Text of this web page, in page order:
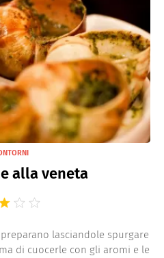
alla veneta
lasciandole spurgare
di cuocerle con gli aromi e le